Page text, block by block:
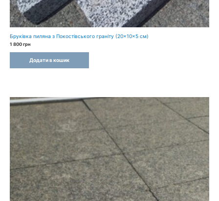
Бруківка пиляна з Покостівського граніту (20×10×5 см)
1 800грн
Додати в кошик